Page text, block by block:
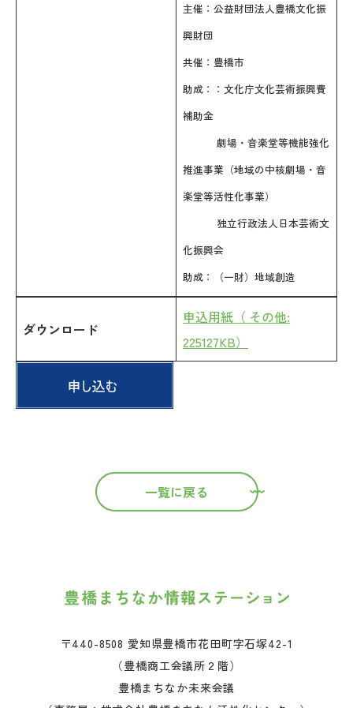
主催：公益財団法人豊橋文化振
興財団
共催：豊橋市
助成：：文化庁文化芸術振興費
補助金
劇場・音楽堂等機能強化
推進事業（地域の中核劇場・音
楽堂等活性化事業）
独立行政法人日本芸術文
化振興会
助成：（一財）地域創造
ダウンロード
申込用紙（ その他:
225127KB）
一覧に戻る
〒440-8508 愛知県豊橋市花田町字石塚42-1
（豊橋商工会議所２階）
豊橋まちなか未来会議